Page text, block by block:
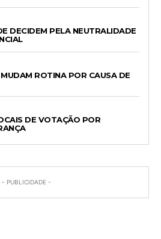
DECIDEM PELA NEUTRALIDADE
ROTINA POR CAUSA DE
DE VOTAÇÃO POR
- PUBLICIDADE -